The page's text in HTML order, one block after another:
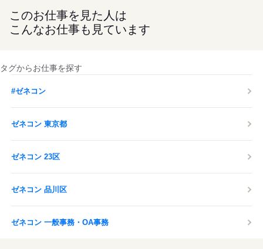
このお仕事を見た人は
こんなお仕事も見ています
タグからお仕事を探す
#ゼネコン
ゼネコン 東京都
ゼネコン 23区
ゼネコン 品川区
ゼネコン 一般事務・OA事務